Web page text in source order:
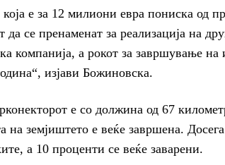
е за 12 милиони евра пониска од
да се пренаменат за реализација на
компанија, а рокот за завршување на
изјави Божиновска.
е со должина од 67
на земјиштето е веќе завршена.
а 10 проценти се веќе заварени.